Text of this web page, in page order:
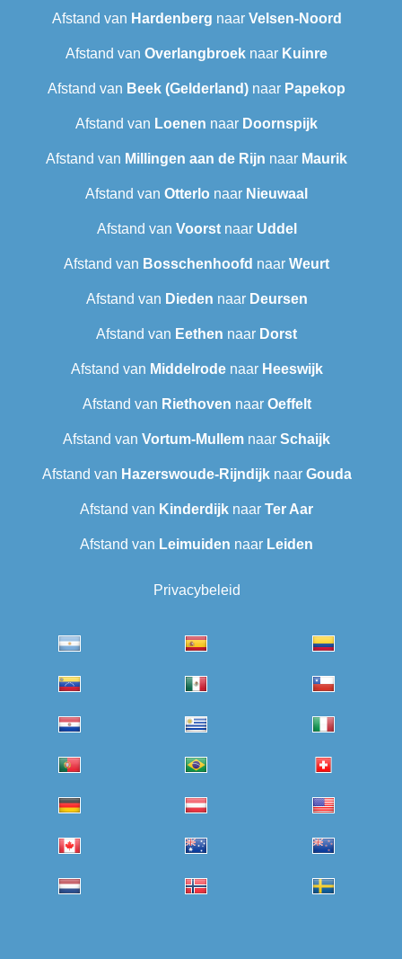
Afstand van Hardenberg naar Velsen-Noord
Afstand van Overlangbroek naar Kuinre
Afstand van Beek (Gelderland) naar Papekop
Afstand van Loenen naar Doornspijk
Afstand van Millingen aan de Rijn naar Maurik
Afstand van Otterlo naar Nieuwaal
Afstand van Voorstnaar Uddel
Afstand van Bosschenhoofd naar Weurt
Afstand van Dieden naar Deursen
Afstand van Eethen naar Dorst
Afstand van Middelrodenaar Heeswijk
Afstand van Riethoven naar Oeffelt
Afstand van Vortum-Mullem naar Schaijk
Afstand van Hazerswoude-Rijndijknaar Gouda
Afstand van Kinderdijk naar Ter Aar
Afstand van Leimuiden naar Leiden
Privacybeleid